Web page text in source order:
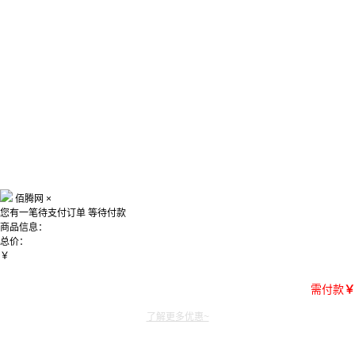
佰腾网 ×
您有一笔待支付订单 等待付款
商品信息：
总价：
￥
需付款￥
了解更多优惠~